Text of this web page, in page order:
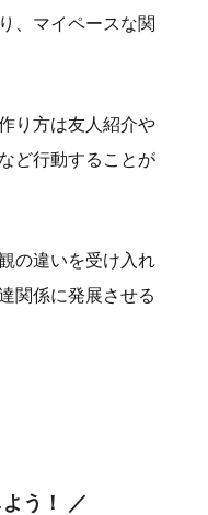
、マイペースな関
り方は友人紹介や
ど行動することが
の違いを受け入れ
関係に発展させる
う！ ／